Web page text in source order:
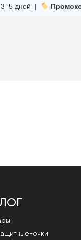
дней |
очки